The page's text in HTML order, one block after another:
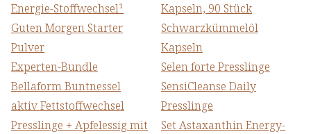
Energie-Stoffwechsel¹
Guten Morgen Starter
Pulver
Experten-Bundle
Bellaform Buntnessel
aktiv Fettstoffwechsel
Presslinge + Apfelessig mit
Kapseln, 90 Stück
Schwarzkümmelöl
Kapseln
Selen forte Presslinge
SensiCleanse Daily
Presslinge
Set Astaxanthin Energy-